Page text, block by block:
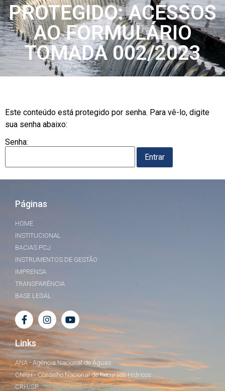
PROTEGIDO: ACESSOS
AO FORMULÁRIO
TOMADA 002/2023
Este conteúdo está protegido por senha. Para vê-lo, digite
sua senha abaixo:
Senha:
Páginas
HOME
INSTITUCIONAL
BACIAS PCJ
INSTRUMENTOS DE GESTÃO
IMPRENSA
TRANSPARÊNCIA
BASE LEGAL
Links
ANA - Agência Nacional de Águas
CNRH - Conselho Nacional de Recursos Hídricos
CRH/SP